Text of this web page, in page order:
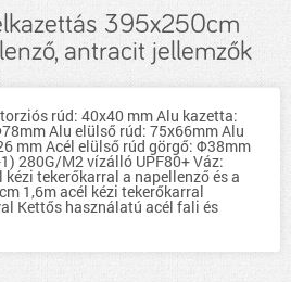
395x250cm
antracit jellemzők
rúd: 40x40 mm Alu kazetta:
Alu elülső rúd: 75x66mm Alu
mm Acél elülső rúd görgő: Φ38mm
280G/M2 vízálló UPF80+ Váz:
tekerőkarral a napellenző és a
1,6m acél kézi tekerőkarral
Kettős használatú acél fali és